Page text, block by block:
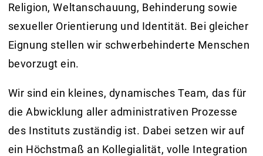
Religion, Weltanschauung, Behinderung sowie
sexueller Orientierung und Identität. Bei gleicher
Eignung stellen wir schwerbehinderte Menschen
bevorzugt ein.
Wir sind ein kleines, dynamisches Team, das für
die Abwicklung aller administrativen Prozesse
des Instituts zuständig ist. Dabei setzen wir auf
ein Höchstmaß an Kollegialität, volle Integration